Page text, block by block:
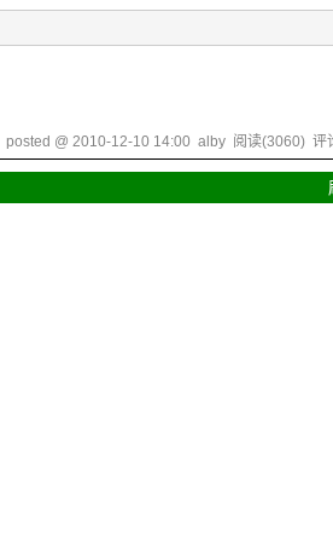
posted @ 2010-12-10 14:00 alby 阅读(3060) 评